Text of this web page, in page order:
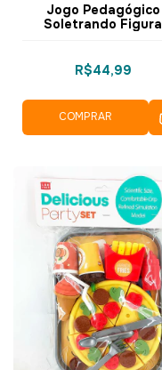
Jogo Pedagógico
Soletrando Figura
R$44,99
COMPRAR